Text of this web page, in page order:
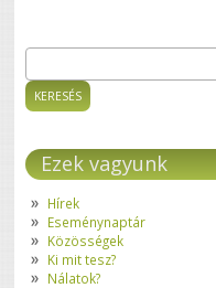
Keresés űrlap
Ezek vagyunk
Hírek
Eseménynaptár
Közösségek
Ki mit tesz?
Nálatok?